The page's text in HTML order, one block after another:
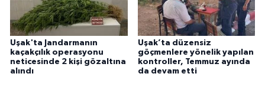
Uşak'ta Jandarmanın
kaçakçılık operasyonu
neticesinde 2 kişi gözaltına
alındı
Uşak’ta düzensiz
göçmenlere yönelik yapılan
kontroller, Temmuz ayında
da devam etti